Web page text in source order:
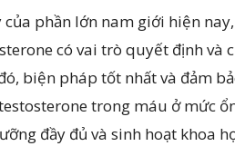
phần lớn nam giới hiện
có vai trò quyết định và
biện pháp tốt nhất và đảm
trong máu ở mức
đầy đủ và sinh hoạt khoa